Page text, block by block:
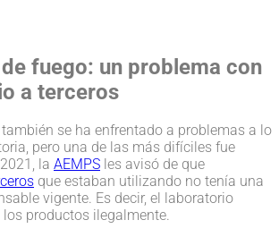
fuego: un problema con
a terceros
se ha enfrentado a problemas a lo
pero una de las más difíciles fue
la AEMPS les avisó de que
que estaban utilizando no tenía una
vigente. Es decir, el laboratorio
productos ilegalmente.